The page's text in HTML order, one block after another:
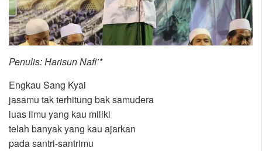
Penulis: Harisun Nafi’*
Engkau Sang Kyai
jasamu tak terhitung bak samudera
luas ilmu yang kau miliki
telah banyak yang kau ajarkan
pada santri-santrimu